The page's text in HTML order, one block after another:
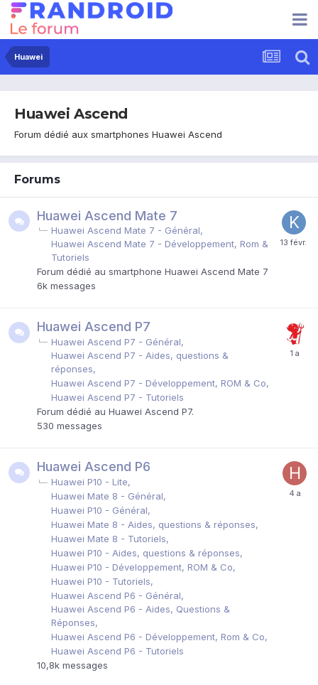
Huawei
Huawei Ascend
Forum dédié aux smartphones Huawei Ascend
Forums
Huawei Ascend Mate 7
Huawei Ascend Mate 7 - Général
Huawei Ascend Mate 7 - Développement, Rom &
Tutoriels
Forum dédié au smartphone Huawei Ascend Mate 7
6k messages
Huawei Ascend P7
Huawei Ascend P7 - Général
Huawei Ascend P7 - Aides, questions &
réponses
Huawei Ascend P7 - Développement, ROM & Co
Huawei Ascend P7 - Tutoriels
Forum dédié au Huawei Ascend P7.
530 messages
Huawei Ascend P6
Huawei P10 - Lite
Huawei Mate 8 - Général
Huawei P10 - Général
Huawei Mate 8 - Aides, questions & réponses
Huawei Mate 8 - Tutoriels
Huawei P10 - Aides, questions & réponses
Huawei P10 - Développement, ROM & Co
Huawei P10 - Tutoriels
Huawei Ascend P6 - Général
Huawei Ascend P6 - Aides, Questions &
Réponses
Huawei Ascend P6 - Développement, Rom & Co
Huawei Ascend P6 - Tutoriels
10,8k messages